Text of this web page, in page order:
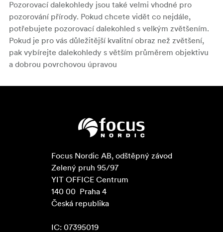
Pozorovací dalekohledy jsou také velmi vhodné pro
pozorování přírody. Pokud chcete vidět co nejdále,
potřebujete pozorovací dalekohled s velkým zvětšením.
Pokud je pro vás důležitější kvalitní obraz než zvětšení,
pak vybírejte dalekohledy s větším průměrem objektivu
a dobrou povrchovou úpravou
Focus Nordic AB, odštěpný závod
Zelený pruh 95/97
YIT OFFICE Centrum
140 00  Praha 4
Česká republika
IC: 07395019